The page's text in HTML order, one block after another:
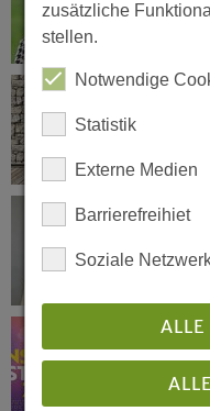
06.02.2025
24.01.2025
10.01.2025
zusätzliche
stellen.
Notwendige
Statistik
Externe Medien
Barrierefreihiet
Soziale